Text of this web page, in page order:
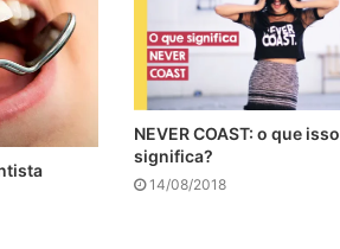
NEVER COAST: o que isso
significa?
14/08/2018